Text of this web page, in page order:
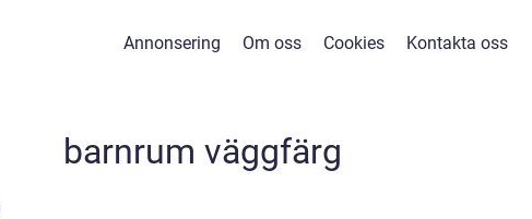
Annonsering Om oss Cookies Kontakta oss
barnrum väggfärg